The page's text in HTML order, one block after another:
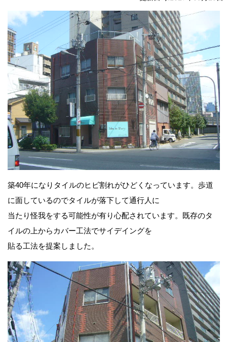
築40年になりタイルのヒビ割れがひどくなっています。歩道
に面しているのでタイルが落下して通行人に
当たり怪我をする可能性が有り心配されています。既存のタ
イルの上からカバー工法でサイデイングを
貼る工法を提案しました。